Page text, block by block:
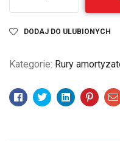
DODAJ DO ULUBIONYCH
Kategorie: Rury
Facebook
TwitterLinkedin